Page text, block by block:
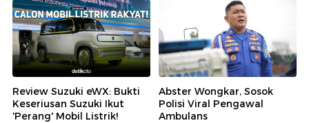
Review Suzuki eWX: Bukti
Keseriusan Suzuki Ikut
'Perang' Mobil Listrik!
Abster Wongkar, Sosok
Polisi Viral Pengawal
Ambulans